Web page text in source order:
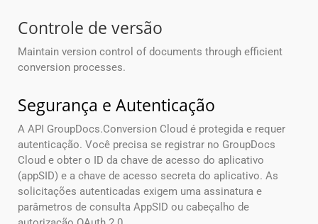
Controle de versão
Maintain version control of documents through efficient
conversion processes.
Segurança e Autenticação
A API GroupDocs.Conversion Cloud é protegida e requer
autenticação. Você precisa se registrar no GroupDocs
Cloud e obter o ID da chave de acesso do aplicativo
(appSID) e a chave de acesso secreta do aplicativo. As
solicitações autenticadas exigem uma assinatura e
parâmetros de consulta AppSID ou cabeçalho de